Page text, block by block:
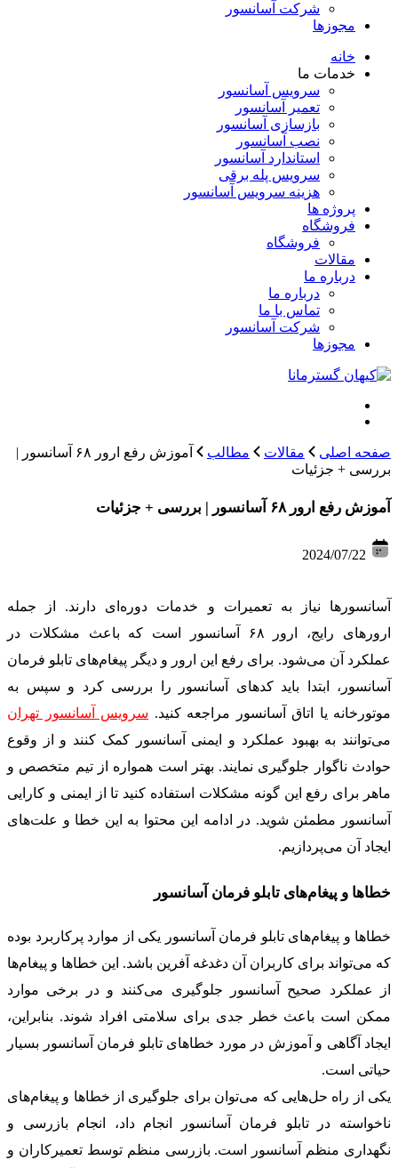
شرکت آسانسور
مجوزها
خانه
خدمات ما
سرویس آسانسور
تعمیر آسانسور
بازسازی آسانسور
نصب آسانسور
استاندارد آسانسور
سرویس پله برقی
هزینه سرویس آسانسور
پروژه ها
فروشگاه
فروشگاه
مقالات
درباره ما
درباره ما
تماس با ما
شرکت آسانسور
مجوزها
صفحه اصلی مقالات مطالب
آموزش رفع ارور ۶۸ آسانسور |
بررسی + جزئیات
آموزش رفع ارور ۶۸ آسانسور | بررسی + جزئیات
آسانسورها نیاز به تعمیرات و خدمات دوره‌ای دارند. از جمله
ارورهای رایج، ارور ۶۸ آسانسور است که باعث مشکلات در
عملکرد آن می‌شود. برای رفع این ارور و دیگر پیغام‌های تابلو فرمان
آسانسور، ابتدا باید کدهای آسانسور را بررسی کرد و سپس به
موتورخانه یا اتاق آسانسور مراجعه کنید. سرویس آسانسور تهران
می‌توانند به بهبود عملکرد و ایمنی آسانسور کمک کنند و از وقوع
حوادث ناگوار جلوگیری نمایند. بهتر است همواره از تیم متخصص و
ماهر برای رفع این گونه مشکلات استفاده کنید تا از ایمنی و کارایی
آسانسور مطمئن شوید. در ادامه این محتوا به این خطا و علت‌های
ایجاد آن می‌پردازیم.
خطاها و پیغام‌های تابلو فرمان آسانسور
خطاها و پیغام‌های تابلو فرمان آسانسور یکی از موارد پرکاربرد بوده
که می‌تواند برای کاربران آن دغدغه آفرین باشد. این خطاها و پیغام‌ها
از عملکرد صحیح آسانسور جلوگیری می‌کنند و در برخی موارد
ممکن است باعث خطر جدی برای سلامتی افراد شوند. بنابراین،
ایجاد آگاهی و آموزش در مورد خطاهای تابلو فرمان آسانسور بسیار
حیاتی است.
یکی از راه حل‌هایی که می‌توان برای جلوگیری از خطاها و پیغام‌های
ناخواسته در تابلو فرمان آسانسور انجام داد، انجام بازرسی و
نگهداری منظم آسانسور است. بازرسی منظم توسط تعمیرکاران و